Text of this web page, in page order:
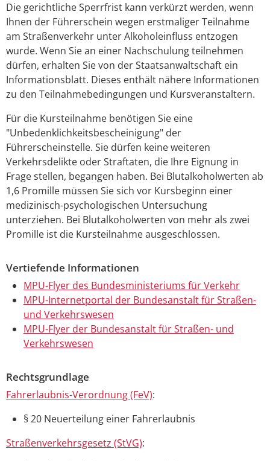
Die gerichtliche Sperrfrist kann verkürzt werden, wenn
Ihnen der Führerschein wegen erstmaliger Teilnahme
am Straßenverkehr unter Alkoholeinfluss entzogen
wurde. Wenn Sie an einer Nachschulung teilnehmen
dürfen, erhalten Sie von der Staatsanwaltschaft ein
Informationsblatt. Dieses enthält nähere Informationen
zu den Teilnahmebedingungen und Kursveranstaltern.
Für die Kursteilnahme benötigen Sie eine
"Unbedenklichkeitsbescheinigung" der
Führerscheinstelle. Sie dürfen keine weiteren
Verkehrsdelikte oder Straftaten, die Ihre Eignung in
Frage stellen, begangen haben. Bei Blutalkoholwerten ab
1,6 Promille müssen Sie sich vor Kursbeginn einer
medizinisch-psychologischen Untersuchung
unterziehen. Bei Blutalkoholwerten von mehr als zwei
Promille ist die Kursteilnahme ausgeschlossen.
Vertiefende Informationen
MPU-Flyer des Bundesministeriums für Verkehr
MPU-Internetportal der Bundesanstalt für Straßen-
und Verkehrswesen
MPU-Flyer der Bundesanstalt für Straßen- und
Verkehrswesen
Rechtsgrundlage
Fahrerlaubnis-Verordnung (FeV):
§ 20 Neuerteilung einer Fahrerlaubnis
Straßenverkehrsgesetz (StVG):